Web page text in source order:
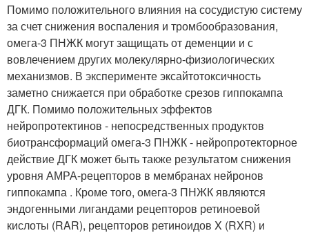
Помимо положительного влияния на сосудистую систему
за счет снижения воспаления и тромбообразования,
омега-3 ПНЖК могут защищать от деменции и с
вовлечением других молекулярно-физиологических
механизмов. В эксперименте эксайтотоксичность
заметно снижается при обработке срезов гиппокампа
ДГК. Помимо положительных эффектов
нейропротектинов - непосредственных продуктов
биотрансформаций омега-3 ПНЖК - нейропротекторное
действие ДГК может быть также результатом снижения
уровня АМРА-рецепторов в мембранах нейронов
гиппокампа . Кроме того, омега-3 ПНЖК являются
эндогенными лигандами рецепторов ретиноевой
кислоты (RAR), рецепторов ретиноидов X (RXR) и